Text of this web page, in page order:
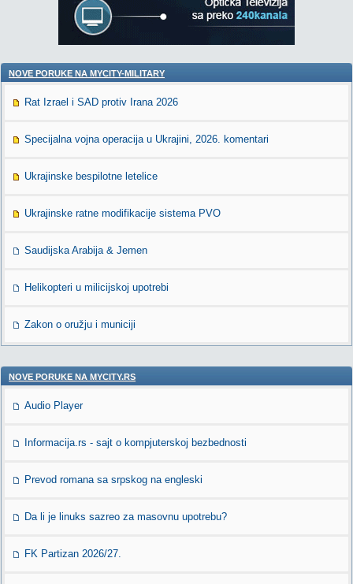
NOVE PORUKE NA MYCITY-MILITARY
Rat Izrael i SAD protiv Irana 2026
Specijalna vojna operacija u Ukrajini, 2026. komentari
Ukrajinske bespilotne letelice
Ukrajinske ratne modifikacije sistema PVO
Saudijska Arabija & Jemen
Helikopteri u milicijskoj upotrebi
Zakon o oružju i municiji
NOVE PORUKE NA MYCITY.RS
Audio Player
Informacija.rs - sajt o kompjuterskoj bezbednosti
Prevod romana sa srpskog na engleski
Da li je linuks sazreo za masovnu upotrebu?
FK Partizan 2026/27.